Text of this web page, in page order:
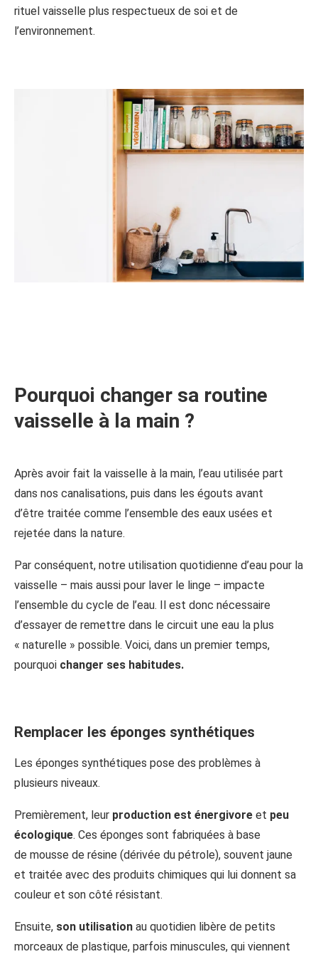
rituel vaisselle plus respectueux de soi et de
l’environnement.
Pourquoi changer sa routine
vaisselle à la main ?
Après avoir fait la vaisselle à la main, l’eau utilisée part
dans nos canalisations, puis dans les égouts avant
d’être traitée comme l’ensemble des eaux usées et
rejetée dans la nature.
Par conséquent, notre utilisation quotidienne d’eau pour la
vaisselle – mais aussi pour laver le linge – impacte
l’ensemble du cycle de l’eau. Il est donc nécessaire
d’essayer de remettre dans le circuit une eau la plus
« naturelle » possible. Voici, dans un premier temps,
pourquoi changer ses habitudes.
Remplacer les éponges synthétiques
Les éponges synthétiques pose des problèmes à
plusieurs niveaux.
Premièrement, leur production est énergivore et peu
écologique. Ces éponges sont fabriquées à base
de mousse de résine (dérivée du pétrole), souvent jaune
et traitée avec des produits chimiques qui lui donnent sa
couleur et son côté résistant.
Ensuite, son utilisation au quotidien libère de petits
morceaux de plastique, parfois minuscules, qui viennent